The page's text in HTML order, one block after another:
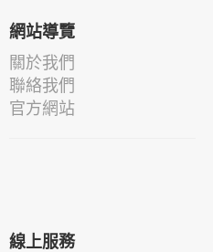
網站導覽
關於我們
聯絡我們
官方網站
線上服務